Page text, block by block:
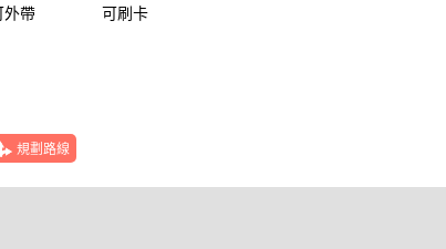
外帶 可刷卡
規劃路線